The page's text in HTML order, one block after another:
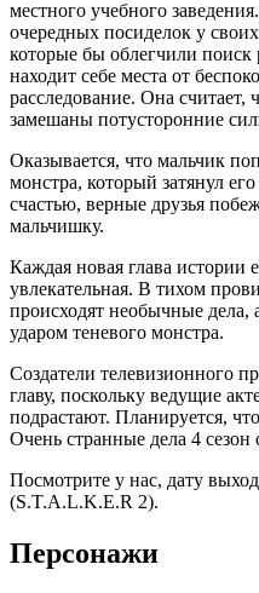
местного учебного
очередных посиделок у
которые бы облегчили поиск
находит себе места от
расследование. Она считает,
замешаны потусторонние
Оказывается, что мальчик
монстра, который затянул
счастью, верные друзья
мальчишку.
Каждая новая глава
увлекательная. В тихом
происходят необычные дела,
ударом теневого монстра.
Создатели телевизионного
главу, поскольку ведущие
подрастают. Планируется,
Очень странные дела 4 сезон
Посмотрите у нас, дату
(S.T.A.L.K.E.R 2).
Персонажи